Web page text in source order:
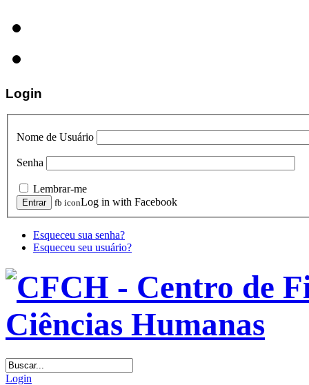
Login
Nome de Usuário
Senha
Lembrar-me
fb iconLog in with Facebook
Esqueceu sua senha?
Esqueceu seu usuário?
Login